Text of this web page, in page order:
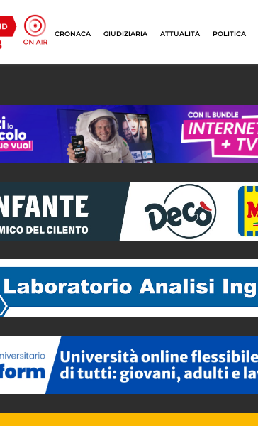
CRONACA GIUDIZIARIA ATTUALITÀ POLITICA